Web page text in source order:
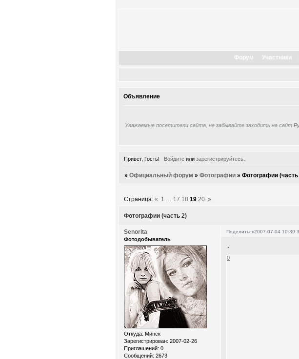
Форум Участники
Объявление
Уважаемые посетители сайта, не забывайте заходить на сайт
Привет, Гость! Войдитеили зарегистрируйтесь.
»Официальный форум »Фотографии »Фотографии (часть
Фотографии (часть 2)
Страница:« 1 … 17 18 19 20 »
Поделиться2007-07-04
Senorita
Фотодобыватель
Откуда: Минск
Зарегистрирован: 2007-02-26
Приглашений: 0
Сообщений: 2673
0